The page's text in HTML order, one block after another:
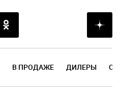
В ПРОДАЖЕ ДИЛЕРЫ